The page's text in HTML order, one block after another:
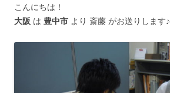
こんにちは！
大阪 は 豊中市 より 斎藤 がお送りします♪